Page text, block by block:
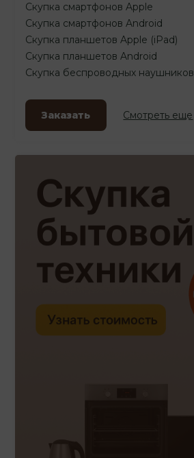
Скупка смартфонов Apple
Скупка смартфонов Android
Скупка планшетов Apple (iPad)
Скупка планшетов Android
Скупка беспроводных наушников
Заказать Смотреть еще